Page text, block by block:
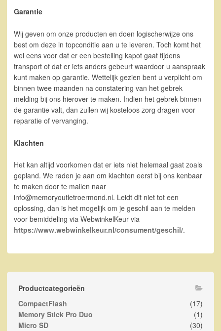
Garantie
Wij geven om onze producten en doen logischerwijze ons
best om deze in topconditie aan u te leveren. Toch komt het
wel eens voor dat er een bestelling kapot gaat tijdens
transport of dat er iets anders gebeurt waardoor u aanspraak
kunt maken op garantie. Wettelijk gezien bent u verplicht om
binnen twee maanden na constatering van het gebrek
melding bij ons hierover te maken. Indien het gebrek binnen
de garantie valt, dan zullen wij kosteloos zorg dragen voor
reparatie of vervanging.
Klachten
Het kan altijd voorkomen dat er iets niet helemaal gaat zoals
gepland. We raden je aan om klachten eerst bij ons kenbaar
te maken door te mailen naar
info@memoryoutletroermond.nl. Leidt dit niet tot een
oplossing, dan is het mogelijk om je geschil aan te melden
voor bemiddeling via WebwinkelKeur via
https://www.webwinkelkeur.nl/consument/geschil/.
Productcategorieën
CompactFlash
(17)
Memory Stick Pro Duo
(1)
Micro SD
(30)